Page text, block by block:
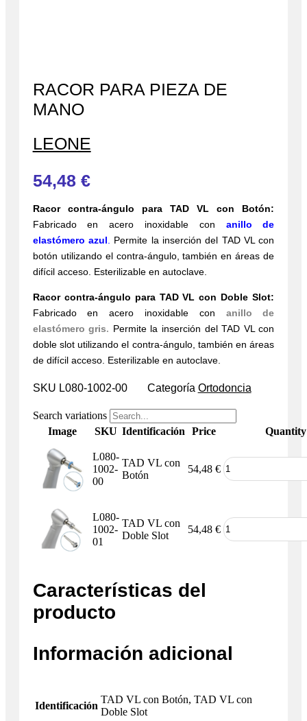
RACOR PARA PIEZA DE
MANO
LEONE
54,48 €
Racor contra-ángulo para TAD VL con Botón:
Fabricado en acero inoxidable con anillo de
elastómero azul
Permite la inserción del TAD VL con
botón utilizando el contra-ángulo, también en áreas de
difícil acceso. Esterilizable en autoclave.
Racor contra-ángulo para TAD VL con Doble Slot:
Fabricado en acero inoxidable con anillo de
elastómero gris. Permite la inserción del TAD VL con
doble slot utilizando el contra-ángulo, también en áreas
de difícil acceso. Esterilizable en autoclave.
SKU L080-1002-00 Categoría Ortodoncia
Search variations
Image
SKU Identificación Price Quantity
L080-
1002-
00
TAD VL con
Botón
54,48 €
L080-
1002-
01
TAD VL con
Doble Slot
54,48 €
Características del
producto
Información adicional
Identificación
TAD VL con Botón, TAD VL con
Doble Slot